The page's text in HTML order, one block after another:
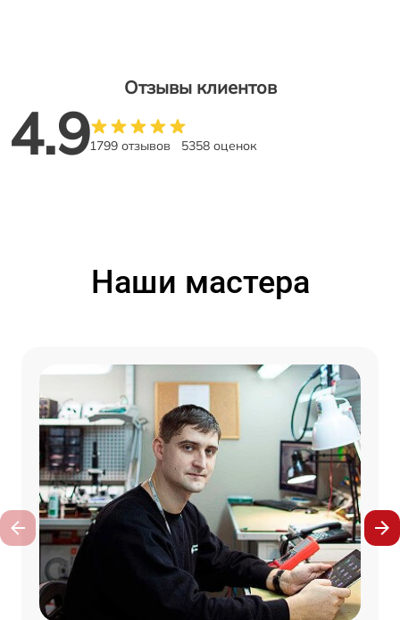
Отзывы клиентов
4.91799 отзывов 5358 оценок
Наши мастера